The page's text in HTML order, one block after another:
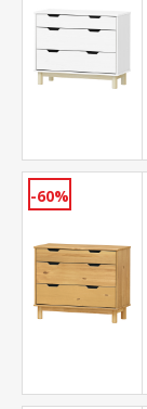
-60%